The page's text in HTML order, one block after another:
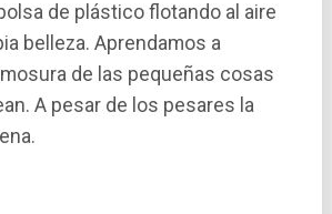
de plástico flotando al aire
belleza. Aprendamos a
de las pequeñas cosas
A pesar de los pesares la